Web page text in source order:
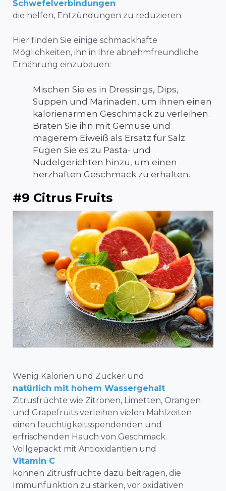
Schwefelverbindungen
die helfen, Entzündungen zu reduzieren.
Hier finden Sie einige schmackhafte
Möglichkeiten, ihn in Ihre abnehmfreundliche
Ernährung einzubauen:
Mischen Sie es in Dressings, Dips,
Suppen und Marinaden, um ihnen einen
kalorienarmen Geschmack zu verleihen.
Braten Sie ihn mit Gemüse und
magerem Eiweiß als Ersatz für Salz
Fügen Sie es zu Pasta- und
Nudelgerichten hinzu, um einen
herzhaften Geschmack zu erhalten.
#9 Citrus Fruits
Wenig Kalorien und Zucker und
natürlich mit hohem Wassergehalt
Zitrusfrüchte wie Zitronen, Limetten, Orangen
und Grapefruits verleihen vielen Mahlzeiten
einen feuchtigkeitsspendenden und
erfrischenden Hauch von Geschmack.
Vollgepackt mit Antioxidantien und
Vitamin C
können Zitrusfrüchte dazu beitragen, die
Immunfunktion zu stärken, vor oxidativen